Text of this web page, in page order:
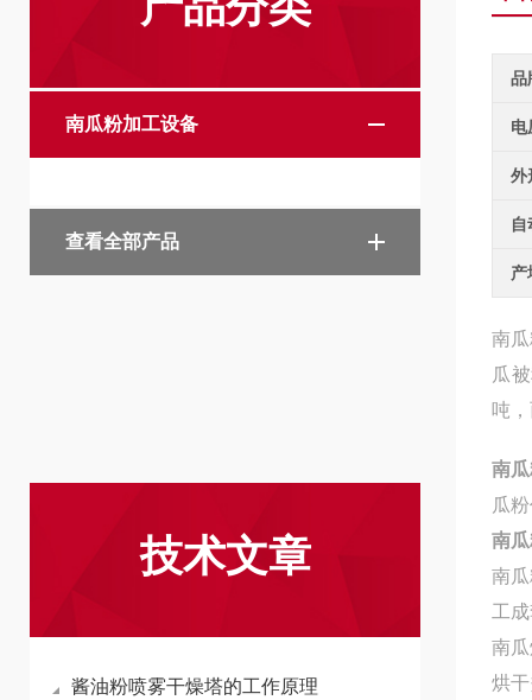
南瓜粉加工设备
查看全部产品
技术文章
酱油粉喷雾干燥塔的工作原理
品
电
外
产
南
瓜
吨
南
瓜
南
南
工
南瓜
烘